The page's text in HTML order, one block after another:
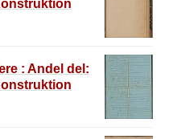
: Andel del: